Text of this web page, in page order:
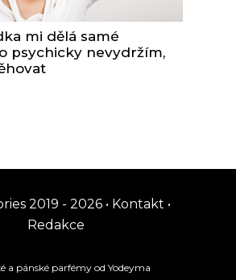
mi dělá samé
psychicky nevydržím,
2019 - 2026 • Kontakt •
Redakce
a pánské parfémyod Yodeyma